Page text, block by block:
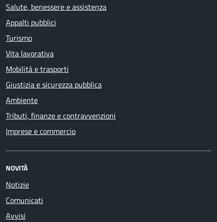
Salute, benessere e assistenza
Appalti pubblici
Turismo
Vita lavorativa
Mobilità e trasporti
Giustizia e sicurezza pubblica
Ambiente
Tributi, finanze e contravvenzioni
Imprese e commercio
NOVITÀ
Notizie
Comunicati
Avvisi